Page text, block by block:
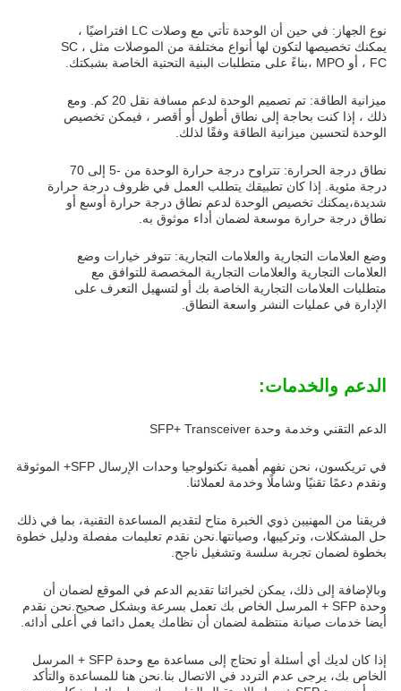
نوع الجهاز: في حين أن الوحدة تأتي مع وصلات LC افتراضيًا ،
يمكنك تخصيصها لتكون لها أنواع مختلفة من الموصلات مثل SC ،
FC ، أو MPO ،بناءً على متطلبات البنية التحتية الخاصة بشبكتك.
ميزانية الطاقة: تم تصميم الوحدة لدعم مسافة نقل 20 كم. ومع
ذلك ، إذا كنت بحاجة إلى نطاق أطول أو أقصر ، فيمكن تخصيص
الوحدة لتحسين ميزانية الطاقة وفقًا لذلك.
نطاق درجة الحرارة: تتراوح درجة حرارة الوحدة من -5 إلى 70
درجة مئوية. إذا كان تطبيقك يتطلب العمل في ظروف درجة حرارة
شديدة،يمكنك تخصيص الوحدة لدعم نطاق درجة حرارة أوسع أو
نطاق درجة حرارة موسعة لضمان أداء موثوق به.
وضع العلامات التجارية والعلامات التجارية: تتوفر خيارات وضع
العلامات التجارية والعلامات التجارية المخصصة للتوافق مع
متطلبات العلامات التجارية الخاصة بك أو لتسهيل التعرف على
الإدارة في عمليات النشر واسعة النطاق.
الدعم والخدمات:
الدعم التقني وخدمة وحدة SFP+ Transceiver
في تريكسون، نحن نفهم أهمية تكنولوجيا وحدات الإرسال SFP+ الموثوقة
ونقدم دعمًا تقنيًا وشاملًا وخدمة لعملائنا.
فريقنا من المهنيين ذوي الخبرة متاح لتقديم المساعدة التقنية، بما في ذلك
حل المشكلات، وتركيبها، وصيانتها.نحن نقدم تعليمات مفصلة ودليل خطوة
بخطوة لضمان تجربة سلسة وتشغيل ناجح.
وبالإضافة إلى ذلك، يمكن لخبرائنا تقديم الدعم في الموقع لضمان أن
وحدة SFP + المرسل الخاص بك تعمل بسرعة وبشكل صحيح.نحن نقدم
أيضا خدمات صيانة منتظمة لضمان أن نظامك يعمل دائما في أعلى أدائه.
إذا كان لديك أي أسئلة أو تحتاج إلى مساعدة مع وحدة SFP + المرسل
الخاص بك، يرجى عدم التردد في الاتصال بنا.نحن هنا للمساعدة والتأكد